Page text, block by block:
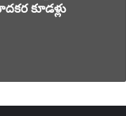
కూడళ్లు